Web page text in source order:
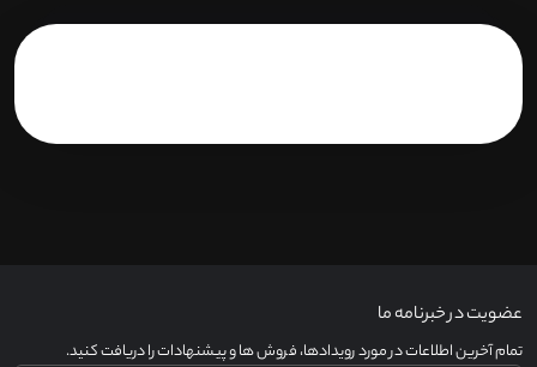
عضویت در خبرنامه ما
تمام آخرین اطلاعات در مورد رویدادها، فروش ها و پیشنهادات را دریافت کنید.